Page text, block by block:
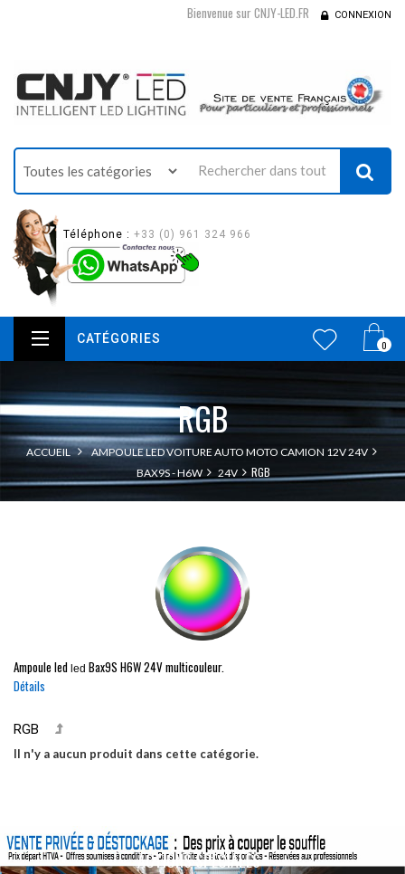
Bienvenue sur CNJY-LED.FR CONNEXION
Téléphone : +33 (0) 961 324 966
0
CATÉGORIES
RGB
ACCUEIL
AMPOULE LED VOITURE AUTO MOTO CAMION 12V 24V
BAX9S - H6W
24V RGB
Ampoule led led Bax9S H6W24V multicouleur.
Détails
RGB
Il n'y a aucun produit dans cette catégorie.
ACTIONS SPÉCIALES